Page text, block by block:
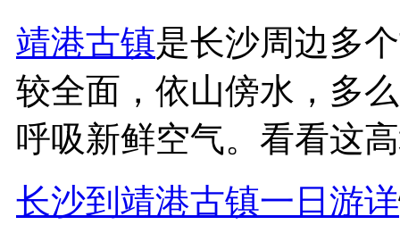
靖港古镇是长沙周边多
较全面，依山傍水，多
呼吸新鲜空气。看看这
长沙到靖港古镇一日游详